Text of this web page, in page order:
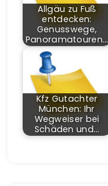
Allgäu zu Fuß
entdecken:
Genusswege,
Panoramatouren…
Kfz Gutachter
München: Ihr
Wegweiser bei
Schäden und…